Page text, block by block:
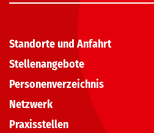
Standorte und Anfahrt
Stellenangebote
Personenverzeichnis
Netzwerk
Praxisstellen